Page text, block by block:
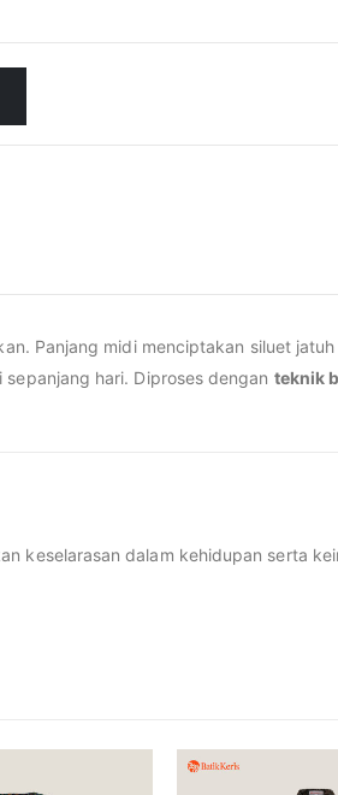
Panjang midi menciptakan siluet
hari. Diproses dengan teknik
keselarasan dalam kehidupan serta